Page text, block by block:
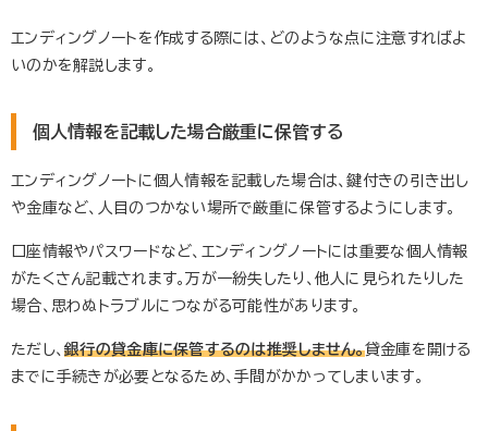
エンディングノートを作成する際には、どのような点に注意すればよ
いのかを解説します。
個人情報を記載した場合厳重に保管する
エンディングノートに個人情報を記載した場合は、鍵付きの引き出し
や金庫など、人目のつかない場所で厳重に保管するようにします。
口座情報やパスワードなど、エンディングノートには重要な個人情報
がたくさん記載されます。万が一紛失したり、他人に見られたりした
場合、思わぬトラブルにつながる可能性があります。
ただし、銀行の貸金庫に保管するのは推奨しません。貸金庫を開ける
までに手続きが必要となるため、手間がかかってしまいます。